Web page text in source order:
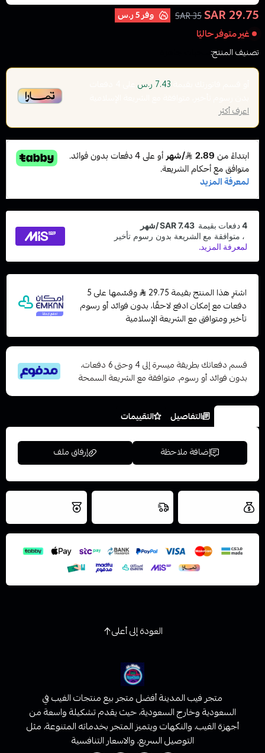
29.75 SAR
35 SAR وفر5 ر.س
غير متوفر حاليًا
تصنيف المنتج:
7.43 ر.س
اعرف أكثر
اشترِ هذا المنتج بقيمة 29.75
وقسّمها على 5
دفعات مع إمكان ادفع لاحقًا، بدون فوائد أو رسوم
تأخير ومتوافق مع الشريعة الإسلامية
قسم دفعاتك بطريقة ميسرة إلى 4 وحتى 6 دفعات،
بدون فوائد أو رسوم. متوافقة مع الشريعة السمحة
التفاصيل التقييمات
إضافة ملاحظة إرفاق ملف
اسحب و افلت الملف هنا
استعراض
نتميز بلجودة
العودة إلى أعلى
متجر فيب المدينة أفضل متجر بيع منتجات الفيب في
السعودية وخارج السعودية، حيث يقدم تشكيلة واسعة من
أجهزة الفيب، والنكهات ويتميز المتجر بخدماته المتنوعة، مثل
التوصيل السريع، والاسعار التنافسية